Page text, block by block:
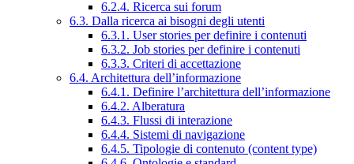
6.2.4. Ricerca sui forum
6.3. Dalla ricerca ai bisogni degli utenti
6.3.1. User stories per definire i contenuti
6.3.2. Job stories per definire i contenuti
6.3.3. Criteri di accettazione
6.4. Architettura dell’informazione
6.4.1. Definire l’architettura dell’informazione
6.4.2. Alberatura
6.4.3. Flussi di interazione
6.4.4. Sistemi di navigazione
6.4.5. Tipologie di contenuto (content type)